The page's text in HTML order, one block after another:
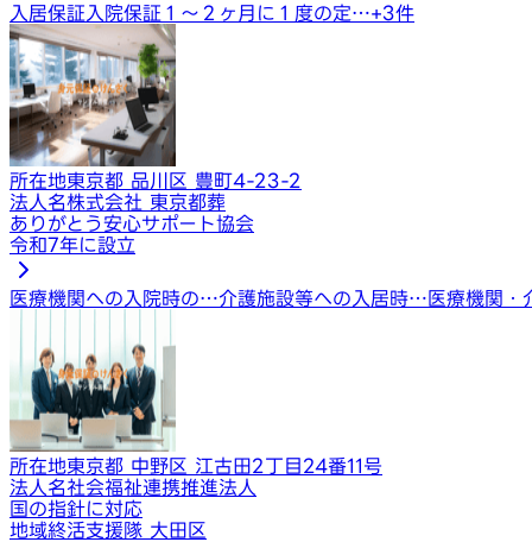
入居保証 入院保証 １〜２ヶ月に１度の定…+3件
所在地東京都 品川区 豊町4-23-2
法人名株式会社 東京都葬
ありがとう安心サポート協会
令和7年に設立
医療機関への入院時の…介護施設等への入居時…医療機関
所在地東京都 中野区 江古田2丁目24番11号
法人名社会福祉連携推進法人
国の指針に対応
地域終活支援隊 大田区